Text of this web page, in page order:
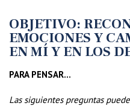
educativas
Escolares
Bell-lloc
OBJETIVO:
EMOCIONES Y
EN MÍ Y EN LOS
PARA PENSAR…
Las siguientes preguntas